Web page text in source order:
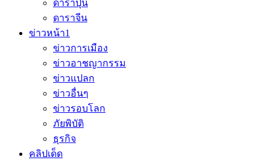
ดาราปุ่น
ดาราจีน
ข่าวหน้า1
ข่าวการเมือง
ข่าวอาชญากรรม
ข่าวแปลก
ข่าวอื่นๆ
ข่าวรอบโลก
ภัยพิบัติ
ธุรกิจ
คลิปเด็ด